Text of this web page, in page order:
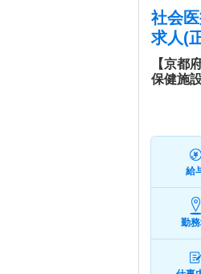
社会
求人(
【京都
保健施
給
勤